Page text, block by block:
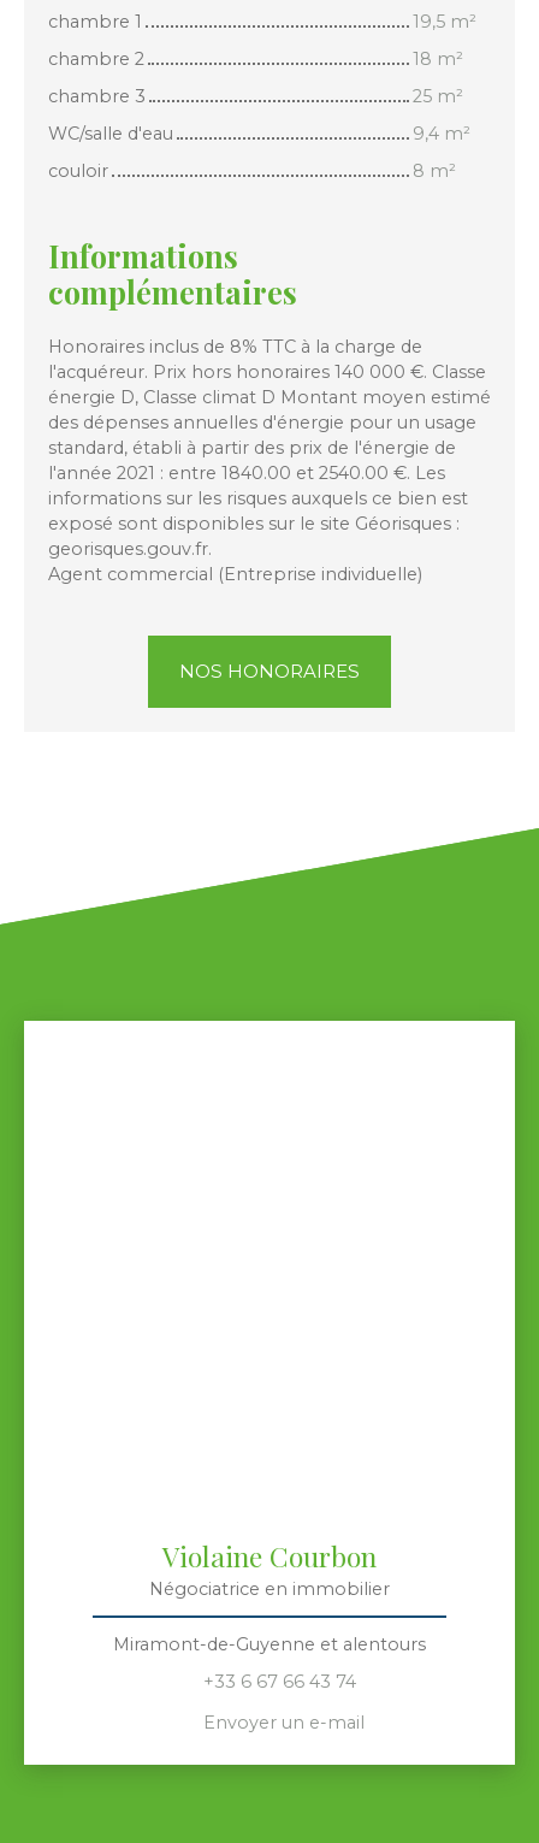
chambre 1
19,5 m²
chambre 2
18 m²
chambre 3
25 m²
WC/salle d'eau
9,4 m²
couloir
8 m²
Informations
complémentaires
Honoraires inclus de 8% TTC à la charge de
l'acquéreur. Prix hors honoraires 140 000 €. Classe
énergie D, Classe climat D Montant moyen estimé
des dépenses annuelles d'énergie pour un usage
standard, établi à partir des prix de l'énergie de
l'année 2021 : entre 1840.00 et 2540.00 €. Les
informations sur les risques auxquels ce bien est
exposé sont disponibles sur le site Géorisques :
georisques.gouv.fr.
Agent commercial (Entreprise individuelle)
NOS HONORAIRES
Violaine Courbon
Négociatrice en immobilier
Miramont-de-Guyenne et alentours
+33 6 67 66 43 74
Envoyer un e-mail